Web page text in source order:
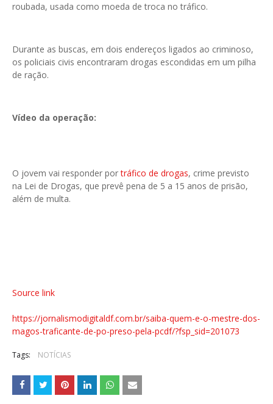
roubada, usada como moeda de troca no tráfico.
Durante as buscas, em dois endereços ligados ao criminoso,
os policiais civis encontraram drogas escondidas em um pilha
de ração.
Vídeo da operação:
O jovem vai responder portráfico de drogas, crime previsto
na Lei de Drogas, que prevê pena de 5 a 15 anos de prisão,
além de multa.
Source link
https://jornalismodigitaldf.com.br/saiba-quem-e-o-mestre-dos-
magos-traficante-de-po-preso-pela-pcdf/?fsp_sid=201073
Tags: NOTÍCIAS